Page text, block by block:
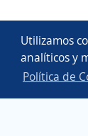
Utilizamos
analíticos y
Política de